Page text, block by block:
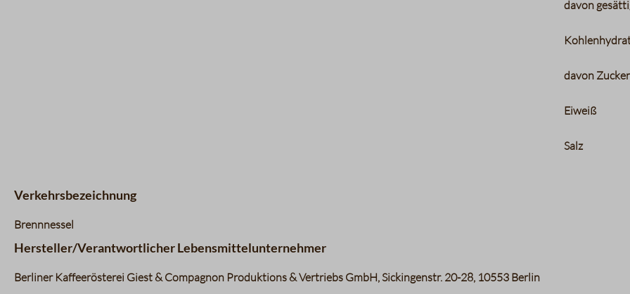
davon
davon Zucker
Eiweiß
Salz
Verkehrsbezeichnung
Brennnessel
Hersteller/Verantwortlicher Lebensmittelunternehmer
Berliner Kaffeerösterei Giest & Compagnon Produktions & Vertriebs GmbH, Sickingenstr. 20-28, 10553 Berlin